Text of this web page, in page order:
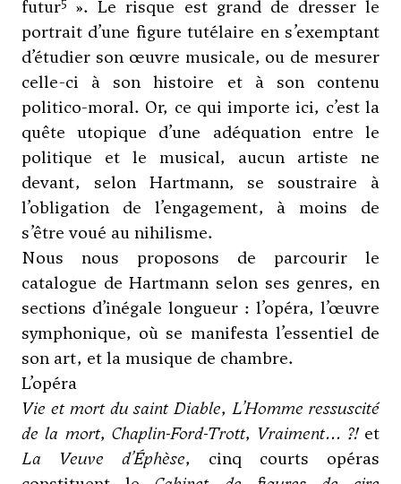
futur
». Le risque est grand de dresser le
portrait d’une figure tutélaire en s’exemptant
d’étudier son œuvre musicale, ou de mesurer
celle-ci à son histoire et à son contenu
politico-moral. Or, ce qui importe ici, c’est la
quête utopique d’une adéquation entre le
politique et le musical, aucun artiste ne
devant, selon Hartmann, se soustraire à
l’obligation de l’engagement, à moins de
s’être voué au nihilisme.
Nous nous proposons de parcourir le
catalogue de Hartmann selon ses genres, en
sections d’inégale longueur : l’opéra, l’œuvre
symphonique, où se manifesta l’essentiel de
son art, et la musique de chambre.
L’opéra
Vie et mort du saint Diable,L’Homme ressuscité
de la mort,Chaplin-Ford-Trott, Vraiment… ?!et
La Veuve d’Éphèse, cinq courts opéras